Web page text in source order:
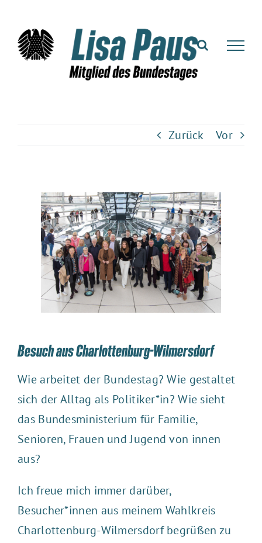
Inhalt
springen
Zurück Vor
Besuch aus Charlottenburg-Wilmersdorf
Wie arbeitet der Bundestag? Wie gestaltet
sich der Alltag als Politiker*in? Wie sieht
das Bundesministerium für Familie,
Senioren, Frauen und Jugend von innen
aus?
Ich freue mich immer darüber,
Besucher*innen aus meinem Wahlkreis
Charlottenburg-Wilmersdorf begrüßen zu